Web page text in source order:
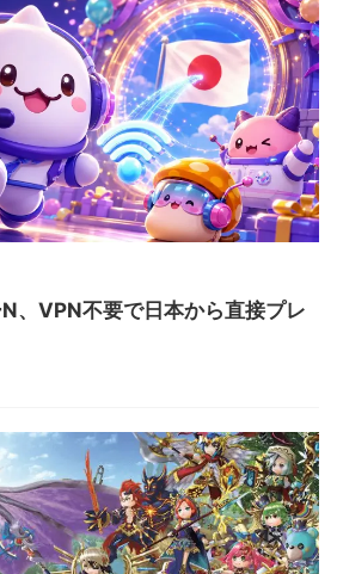
、VPN不要で日本から直接プレ